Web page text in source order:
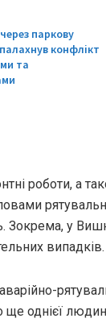
паркову
конфлікт
та
роботи, а
Зокрема, у
випадків.
ще однієї